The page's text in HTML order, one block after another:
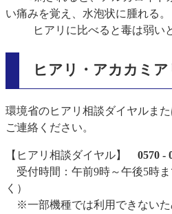
い痛みを覚え、水泡状に腫れる。
ヒアリに比べると毒は弱いと
ヒアリ・アカカミ
環境省のヒアリ相談ダイヤルま
ご連絡ください。
【ヒアリ相談ダイヤル】 0570 -
受付時間：午前9時～午後5時ま
く）
※一部機種では利用できないた